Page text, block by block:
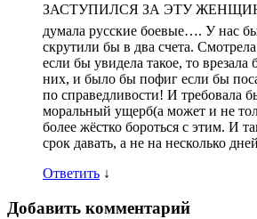
ЗАСТУПИЛСЯ ЗА ЭТУ
думала русские боевые…. У нас
скрутили бы в два счета.
если бы увидела такое, то
них, и было бы пофиг если бы
по справедливости! И требовала
моральный ущерб(а может и не
более жёстко бороться с этим. И
срок давать, а не на несколько
Ответить ↓
Добавить комментарий